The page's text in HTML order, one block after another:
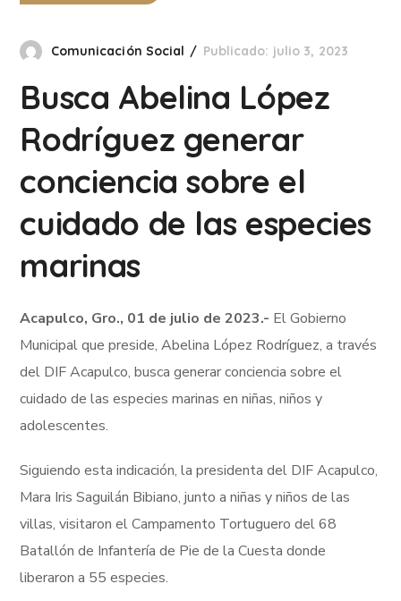
Comunicación Social Publicado: julio 3, 2023
Busca Abelina López
Rodríguez generar
conciencia sobre el
cuidado de las especies
marinas
Acapulco, Gro., 01 de julio de 2023.- El Gobierno
Municipal que preside, Abelina López Rodríguez, a través
del DIF Acapulco, busca generar conciencia sobre el
cuidado de las especies marinas en niñas, niños y
adolescentes.
Siguiendo esta indicación, la presidenta del DIF Acapulco,
Mara Iris Saguilán Bibiano, junto a niñas y niños de las
villas, visitaron el Campamento Tortuguero del 68
Batallón de Infantería de Pie de la Cuesta donde
liberaron a 55 especies.